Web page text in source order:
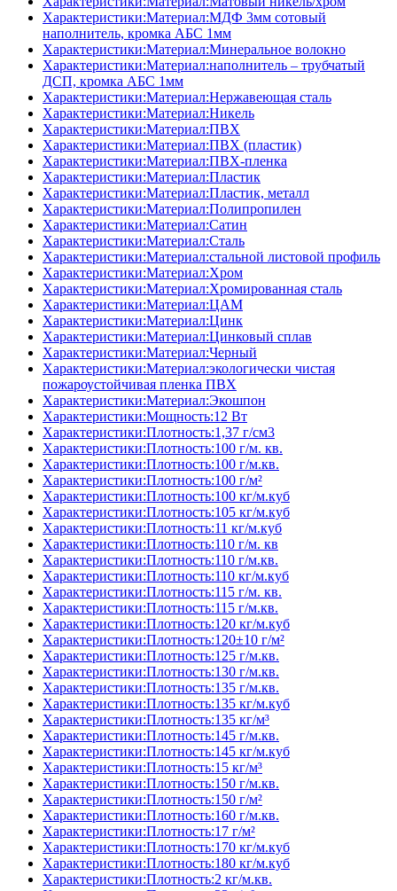
Характеристики:Материал:МДФ 3мм сотовый
наполнитель, кромка AБC 1мм
Характеристики:Материал:Минеральное волокно
Характеристики:Материал:наполнитель – трубчатый
ДСП, кромка AБC 1мм
Характеристики:Материал:Нержавеющая сталь
Характеристики:Материал:Никель
Характеристики:Материал:ПВХ
Характеристики:Материал:ПВХ (пластик)
Характеристики:Материал:ПВХ-пленка
Характеристики:Материал:Пластик
Характеристики:Материал:Пластик, металл
Характеристики:Материал:Полипропилен
Характеристики:Материал:Сатин
Характеристики:Материал:Сталь
Характеристики:Материал:стальной листовой профиль
Характеристики:Материал:Хром
Характеристики:Материал:Хромированная сталь
Характеристики:Материал:ЦАМ
Характеристики:Материал:Цинк
Характеристики:Материал:Цинковый сплав
Характеристики:Материал:Черный
Характеристики:Материал:экологически чистая
пожароустойчивая пленка ПВХ
Характеристики:Материал:Экошпон
Характеристики:Мощность:12 Вт
Характеристики:Плотность:1,37 г/см3
Характеристики:Плотность:100 г/м. кв.
Характеристики:Плотность:100 г/м.кв.
Характеристики:Плотность:100 г/м²
Характеристики:Плотность:100 кг/м.куб
Характеристики:Плотность:105 кг/м.куб
Характеристики:Плотность:11 кг/м.куб
Характеристики:Плотность:110 г/м. кв
Характеристики:Плотность:110 г/м.кв.
Характеристики:Плотность:110 кг/м.куб
Характеристики:Плотность:115 г/м. кв.
Характеристики:Плотность:115 г/м.кв.
Характеристики:Плотность:120 кг/м.куб
Характеристики:Плотность:120±10 г/м²
Характеристики:Плотность:125 г/м.кв.
Характеристики:Плотность:130 г/м.кв.
Характеристики:Плотность:135 г/м.кв.
Характеристики:Плотность:135 кг/м.куб
Характеристики:Плотность:135 кг/м³
Характеристики:Плотность:145 г/м.кв.
Характеристики:Плотность:145 кг/м.куб
Характеристики:Плотность:15 кг/м³
Характеристики:Плотность:150 г/м.кв.
Характеристики:Плотность:150 г/м²
Характеристики:Плотность:160 г/м.кв.
Характеристики:Плотность:17 г/м²
Характеристики:Плотность:170 кг/м.куб
Характеристики:Плотность:180 кг/м.куб
Характеристики:Плотность:2 кг/м.кв.